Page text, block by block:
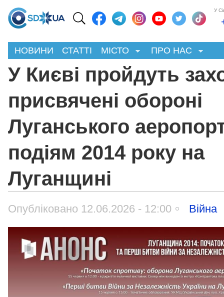
У
НОВИНИ СТАТТІ МІСТО ПРО НАС
У Києві пройдуть
присвячені обороні
Луганського
подіям 2014 року на
Луганщині
Опубліковано 12.06.2026 - 12:00 Війна